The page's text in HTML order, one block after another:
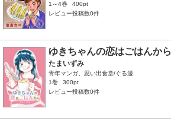
1～4巻
400pt
レビュー投稿数0件
ゆきちゃんの恋はごはんから
たまいずみ
青年マンガ、思い出食堂/ぐる漫
1巻
300pt
レビュー投稿数0件